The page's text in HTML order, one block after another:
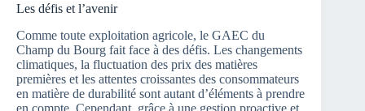
Les défis et l’avenir
Comme toute exploitation agricole, le GAEC du
Champ du Bourg fait face à des défis. Les changements
climatiques, la fluctuation des prix des matières
premières et les attentes croissantes des consommateurs
en matière de durabilité sont autant d’éléments à prendre
en compte. Cependant, grâce à une gestion proactive et